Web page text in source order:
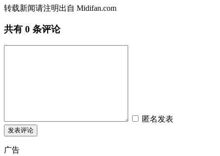
转载新闻请注明出自 Midifan.com
共有 0 条评论
匿名发表
广告